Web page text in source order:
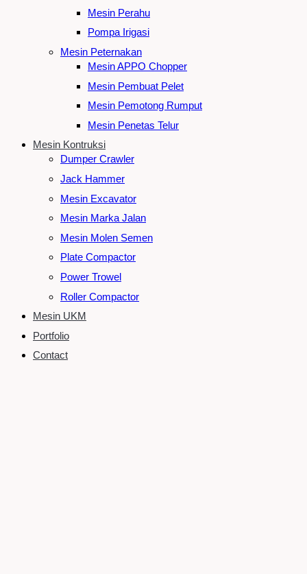
Mesin Perahu
Pompa Irigasi
Mesin Peternakan
Mesin APPO Chopper
Mesin Pembuat Pelet
Mesin Pemotong Rumput
Mesin Penetas Telur
Mesin Kontruksi
Dumper Crawler
Jack Hammer
Mesin Excavator
Mesin Marka Jalan
Mesin Molen Semen
Plate Compactor
Power Trowel
Roller Compactor
Mesin UKM
Portfolio
Contact